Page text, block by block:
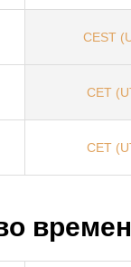
CEST
CET
CET